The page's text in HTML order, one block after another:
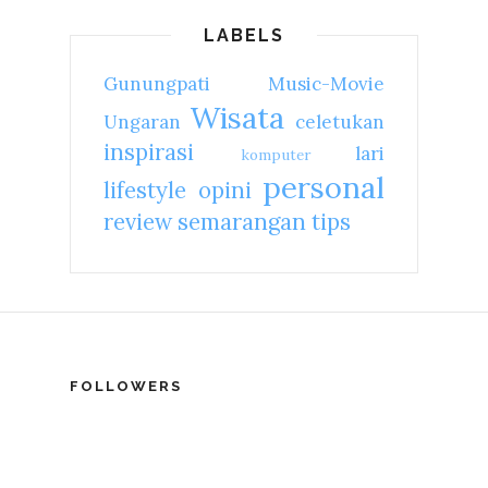
LABELS
Gunungpati
Music-Movie
Ungaran Wisata celetukan
inspirasi komputer lari
lifestyle opini personal
review semarangantips
FOLLOWERS